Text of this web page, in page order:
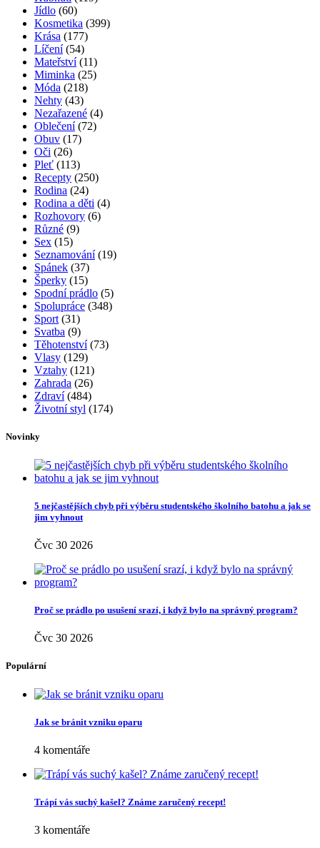
Jídlo (60)
Kosmetika (399)
Krása (177)
Líčení(54)
Mateřství(11)
Miminka (25)
Móda (218)
Nehty (43)
Nezařazené (4)
Oblečení(72)
Obuv (17)
Oči (26)
Pleť (113)
Recepty (250)
Rodina (24)
Rodina a děti (4)
Rozhovory (6)
Různé (9)
Sex (15)
Seznamování(19)
Spánek (37)
Šperky (15)
Spodní prádlo (5)
Spolupráce (348)
Sport (31)
Svatba (9)
Těhotenství(73)
Vlasy (129)
Vztahy (121)
Zahrada (26)
Zdraví(484)
Životní styl (174)
Novinky
5 nejčastějších chyb při výběru studentského školního batohu a jak se
jim vyhnout
Čvc 30 2026
Proč se prádlo po usušení srazí, i když bylo na správný program?
Čvc 30 2026
Populární
Jak se bránit vzniku oparu
4 komentáře
Trápí vás suchý kašel? Známe zaručený recept!
3 komentáře